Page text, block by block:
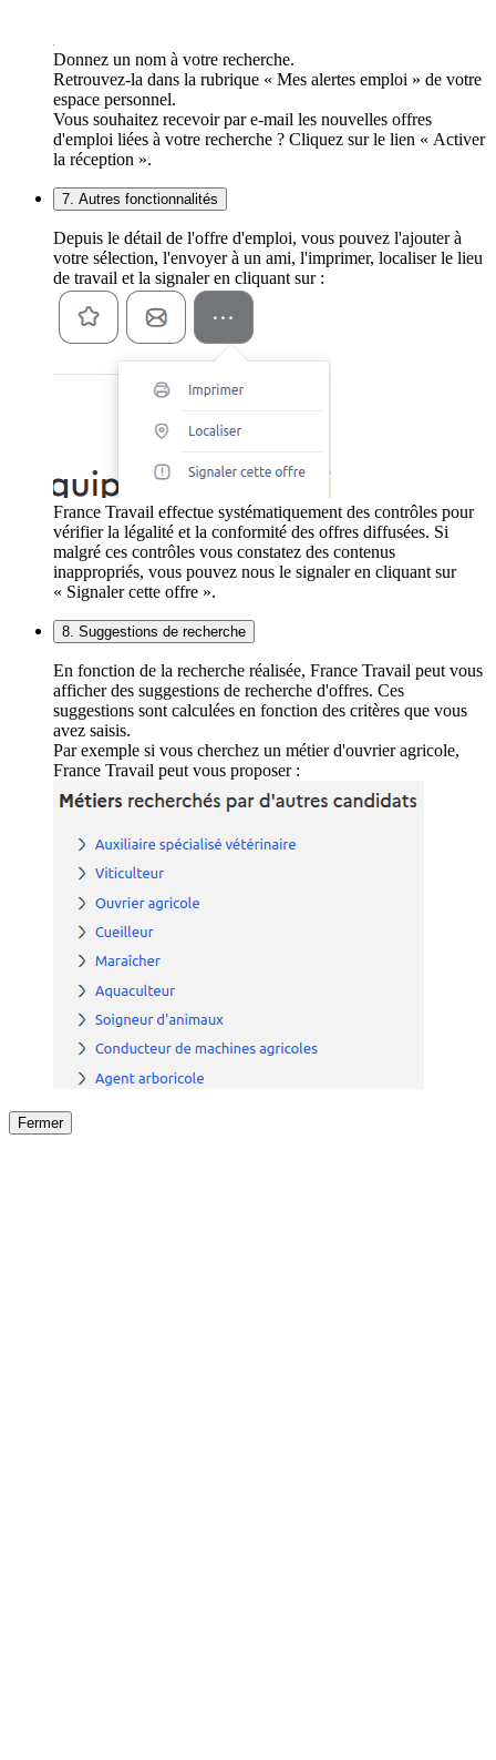
Donnez un nom à votre recherche.
Retrouvez-la dans la rubrique « Mes alertes emploi » de votre
espace personnel.
Vous souhaitez recevoir par e-mail les nouvelles offres
d'emploi liées à votre recherche ? Cliquez sur le lien « Activer
la réception ».
7. Autres fonctionnalités
Depuis le détail de l'offre d'emploi, vous pouvez l'ajouter à
votre sélection, l'envoyer à un ami, l'imprimer, localiser le lieu
de travail et la signaler en cliquant sur :
France Travail effectue systématiquement des contrôles pour
vérifier la légalité et la conformité des offres diffusées. Si
malgré ces contrôles vous constatez des contenus
inappropriés, vous pouvez nous le signaler en cliquant sur
« Signaler cette offre ».
8. Suggestions de recherche
En fonction de la recherche réalisée, France Travail peut vous
afficher des suggestions de recherche d'offres. Ces
suggestions sont calculées en fonction des critères que vous
avez saisis.
Par exemple si vous cherchez un métier d'ouvrier agricole,
France Travail peut vous proposer :
Fermer